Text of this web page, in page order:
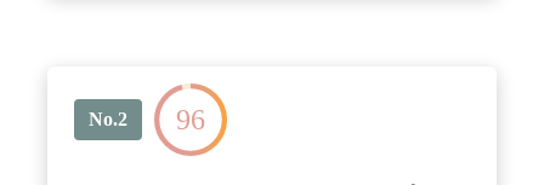
品質なステンレスからなる独自のワンピース構造
は、信頼のおける強度と美しさを兼ね備えていま
す。 / 内容：本体、ゴトク、収納袋、日本語説明書
/ サイズ：高さ 約14cm(収納時)、約20cm(使用時) 、
直径(幅)：約13cm、重量：約467g / 材質：ステンレ
No.2 96